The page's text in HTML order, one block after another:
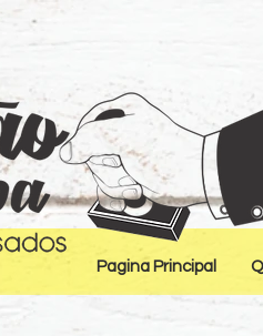
Pagina Principal